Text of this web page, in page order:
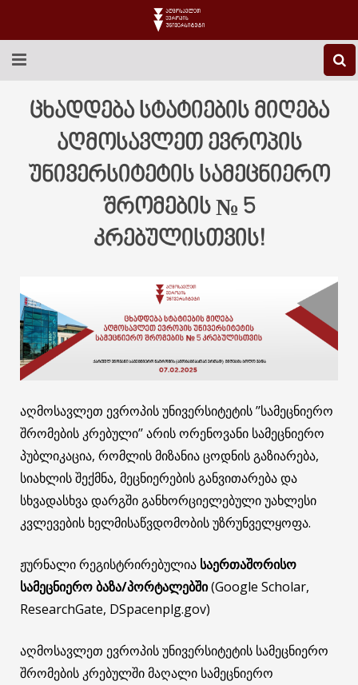
EEU-Ს ᲨᲔᲡᲐᲮᲔᲑ
ᲒᲐᲜᲐᲗᲚᲔᲑᲐ
ᲙᲕᲚᲔᲕᲐ
ᲙᲝᲜᲢᲐᲥᲢᲘ
ცხადდება სტატიების მიღება
აღმოსავლეთ ევროპის
უნივერსიტეტის სამეცნიერო
შრომების № 5
კრებულისთვის!
აღმოსავლეთ ევროპის უნივერსიტეტის ’’სამეცნიერო
შრომების კრებული’’ არის ორენოვანი სამეცნიერო
პუბლიკაცია, რომლის მიზანია ცოდნის გაზიარება,
სიახლის შექმნა, მეცნიერების განვითარება და
სხვადასხვა დარგში განხორციელებული უახლესი
კვლევების ხელმისაწვდომობის უზრუნველყოფა.
ჟურნალი რეგისტრირებულია საერთაშორისო
სამეცნიერობაზა/პორტალებში(Google Scholar,
ResearchGate, DSpacenplg.gov)
აღმოსავლეთ ევროპის უნივერსიტეტის სამეცნიერო
შრომების კრებულში მაღალი სამეცნიერო